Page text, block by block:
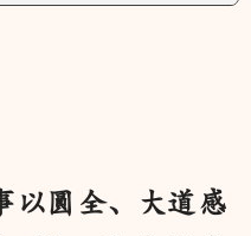
以圓全、大道感